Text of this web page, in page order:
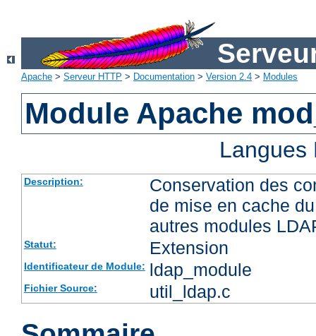
Apache > Serveur HTTP > Documentation > Version 2.4 > Modules
Module Apache
Description:
Conservation des
de mise en cache
autres modules
Statut: Extension
Identificateur de Module: ldap_module
Fichier Source: util_ldap.c